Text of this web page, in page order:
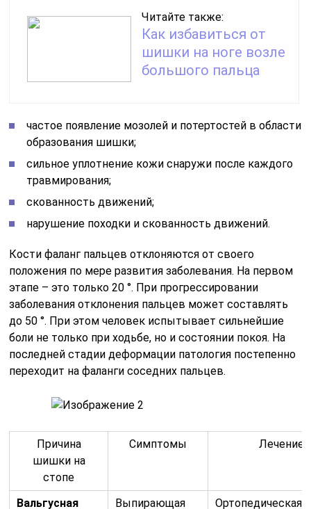
Читайте также:
Как избавиться от
шишки на ноге возле
большого пальца
частое появление мозолей и потертостей в области
образования шишки;
сильное уплотнение кожи снаружи после каждого
травмирования;
скованность движений;
нарушение походки и скованность движений.
Кости фаланг пальцев отклоняются от своего
положения по мере развития заболевания. На первом
этапе – это только 20 °. При прогрессировании
заболевания отклонения пальцев может составлять
до 50 °. При этом человек испытывает сильнейшие
боли не только при ходьбе, но и состоянии покоя. На
последней стадии деформации патология постепенно
переходит на фаланги соседних пальцев.
Причина
шишки на
стопе
Симптомы Лечение
Вальгусная
Выпирающая
Ортопедическая